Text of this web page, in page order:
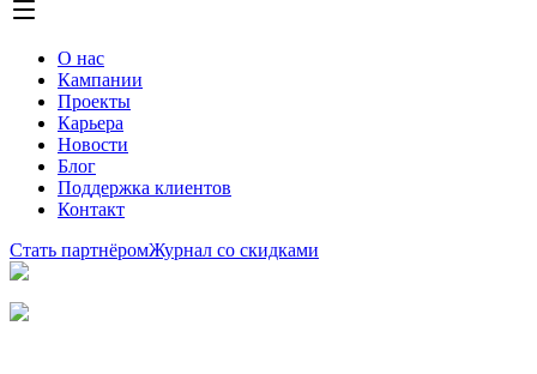
О нас
Кампании
Проекты
Карьера
Новости
Блог
Поддержка клиентов
Контакт
Стать партнёромЖурнал со скидками